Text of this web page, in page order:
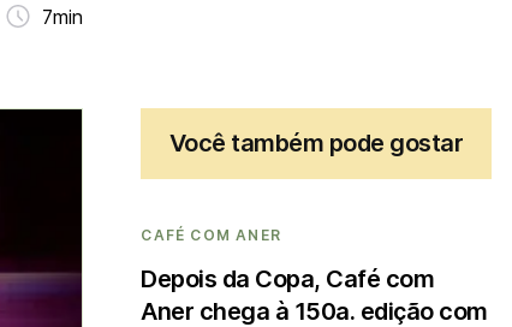
7min
Você também pode gostar
CAFÉ COM ANER
Depois da Copa, Café com
Aner chega à 150a. edição com